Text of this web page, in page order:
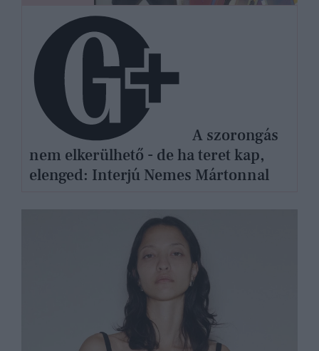
A szorongás
nem elkerülhető - de ha teret kap,
elenged: Interjú Nemes Mártonnal